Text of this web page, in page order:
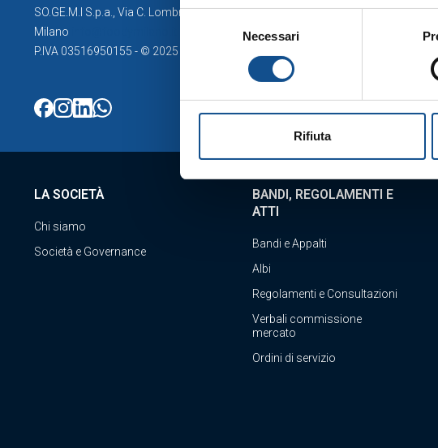
tecnici”, continui la navigazione senza
quanto riguarda ulteriori informazioni
cookie”), la quale costituisce parte
Selezione
Necessari
Rifiuta
SO.GE.M.I S.p.a., Via C. Lombroso 54,
Milano
P.IVA 03516950155 - © 2025
LA SOCIETÀ
Chi siamo
Società e Governance
BANDI, REGOLAMENTI E
ATTI
Bandi e Appalti
Albi
Regolamenti e Consultazioni
Verbali commissione
mercato
Ordini di servizio